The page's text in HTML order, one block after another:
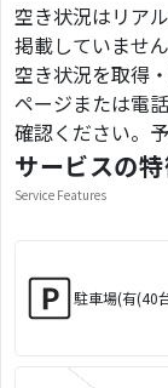
空き状況はリア
掲載していませ
空き状況を取得
ページまたは電
確認ください。
サービスの
Service Features
駐車場(有(40